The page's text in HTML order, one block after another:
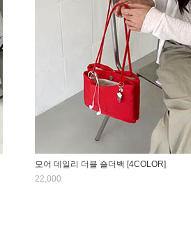
모어 데일리 더블 숄더백 [4COLOR]
22,000